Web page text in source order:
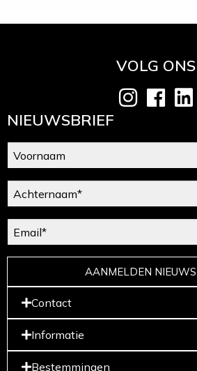
VOLG ONS
NIEUWSBRIEF
AANMELDEN
Contact
Informatie
Bestemmingen